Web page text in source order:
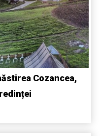
Cozancea,